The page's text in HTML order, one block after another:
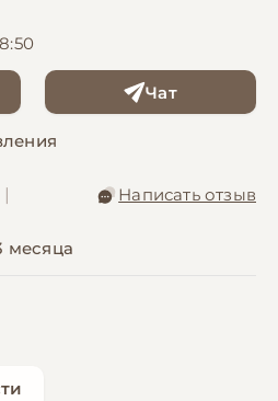
Чат
Написать отзыв
месяца